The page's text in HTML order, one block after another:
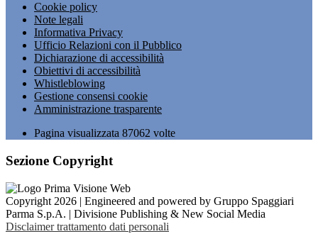
Cookie policy
Note legali
Informativa Privacy
Ufficio Relazioni con il Pubblico
Dichiarazione di accessibilità
Obiettivi di accessibilità
Whistleblowing
Gestione consensi cookie
Amministrazione trasparente
Pagina visualizzata 87062 volte
Sezione Copyright
Copyright 2026 | Engineered and powered by Gruppo Spaggiari
Parma S.p.A. | Divisione Publishing & New Social Media
Disclaimer trattamento dati personali